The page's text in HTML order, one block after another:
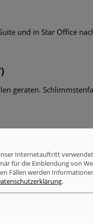
und in Star Office
geraten.
Warnung?
So lassen sich der
Sophos ausgemacht.
Internetauftritt
für die Einblendung von
Fällen werden
.